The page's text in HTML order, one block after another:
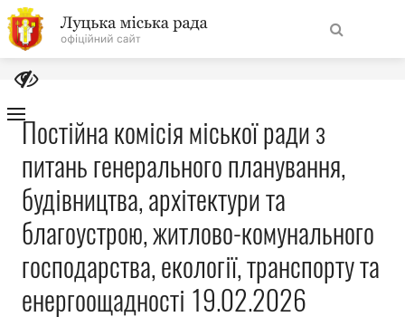
На
головну
Навігація
сайту
Про місто
Міська влада
Міська рада
Бюджет
Постійна комісія міської ради з
питань генерального планування,
будівництва, архітектури та
благоустрою, житлово-комунального
господарства, екології, транспорту та
енергоощадності 19.02.2026